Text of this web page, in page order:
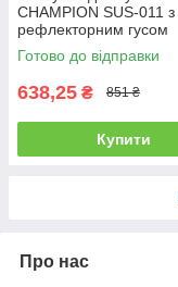
CHAMPION SUS-011 з
рефлекторним гусом
Готово до відправки
638,25 ₴ 851 ₴
Купити
Про нас